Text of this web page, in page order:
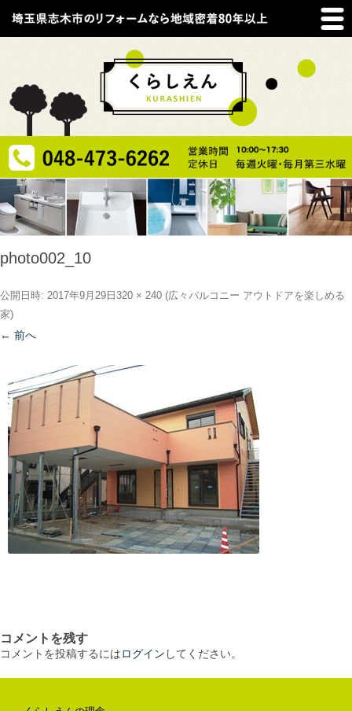
photo002_10
公開日時: 2017年9月29日 320 × 240 (広々バルコニー アウトドアを楽しめる
家)
← 前へ
コメントを残す
コメントを投稿するにはログイン してください。